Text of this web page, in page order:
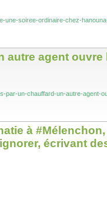
soiree-ordinaire-chez-
autre agent ouvre
par-un-chauffard-un-autre-agent-
à
écrivant